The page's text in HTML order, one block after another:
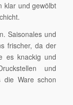
klar und gewölbt
Saisonales und
frischer, da der
es knackig und
und
die Ware schon